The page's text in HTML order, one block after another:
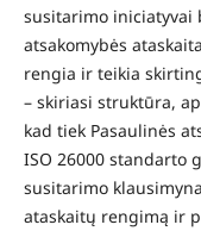
susitarimo iniciatyvai
atsakomybės
rengia ir teikia
– skiriasi struktūra,
kad tiek Pasaulinės
ISO 26000 standarto
susitarimo
ataskaitų rengimą ir